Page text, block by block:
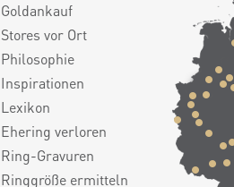
Goldankauf
Stores vor Ort
Philosophie
Inspirationen
Lexikon
Ehering verloren
Ring-Gravuren
Ringgröße ermitteln